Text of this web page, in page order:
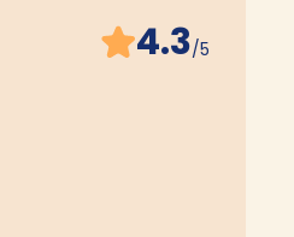
4.3/5